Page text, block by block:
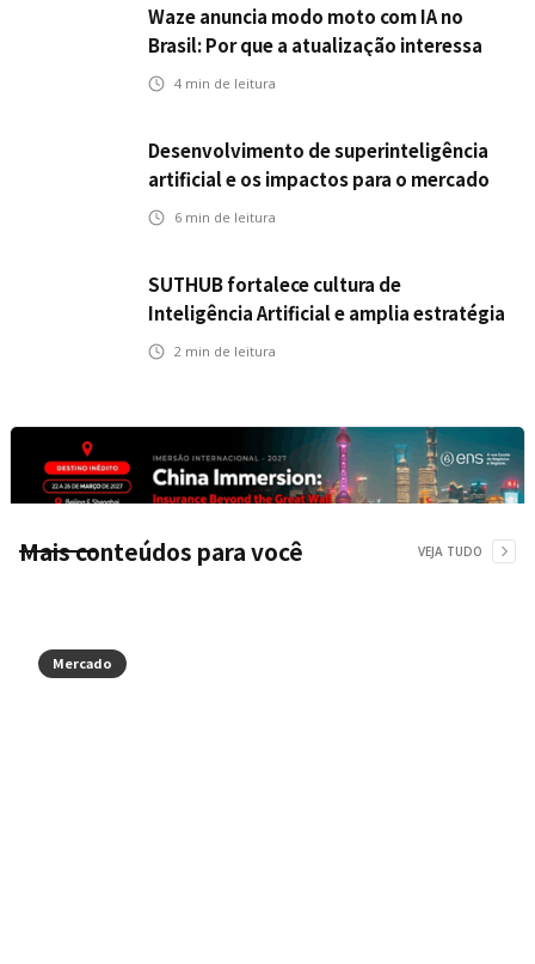
Waze anuncia modo moto com IA no
Brasil: Por que a atualização interessa
ao mercado segurador?
4 min de leitura
Desenvolvimento de superinteligência
artificial e os impactos para o mercado
de seguros
6 min de leitura
SUTHUB fortalece cultura de
Inteligência Artificial e amplia estratégia
para toda a organização
2 min de leitura
Mais conteúdos para você VEJA TUDO
Mercado